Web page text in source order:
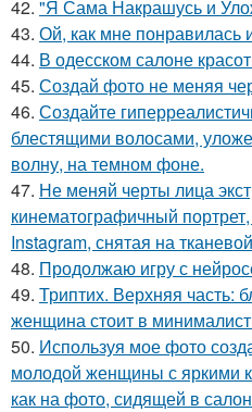
42. "Я Сама Накрашусь и
43. Ой, как мне понравилась
44. В одесском салоне
45. Создай фото не меняя
46. Создайте
блестящими волосами,
волну, на темном фоне.
47. Не меняй черты лица
кинематографичный
Instagram, снятая на
48. Продолжаю игру с
49. Триптих. Верхняя часть:
женщина стоит в
50. Используя мое фото
молодой женщины с яркими
как на фото, сидящей в